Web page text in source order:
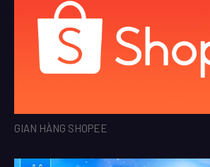
GIAN HÀNG SHOPEE